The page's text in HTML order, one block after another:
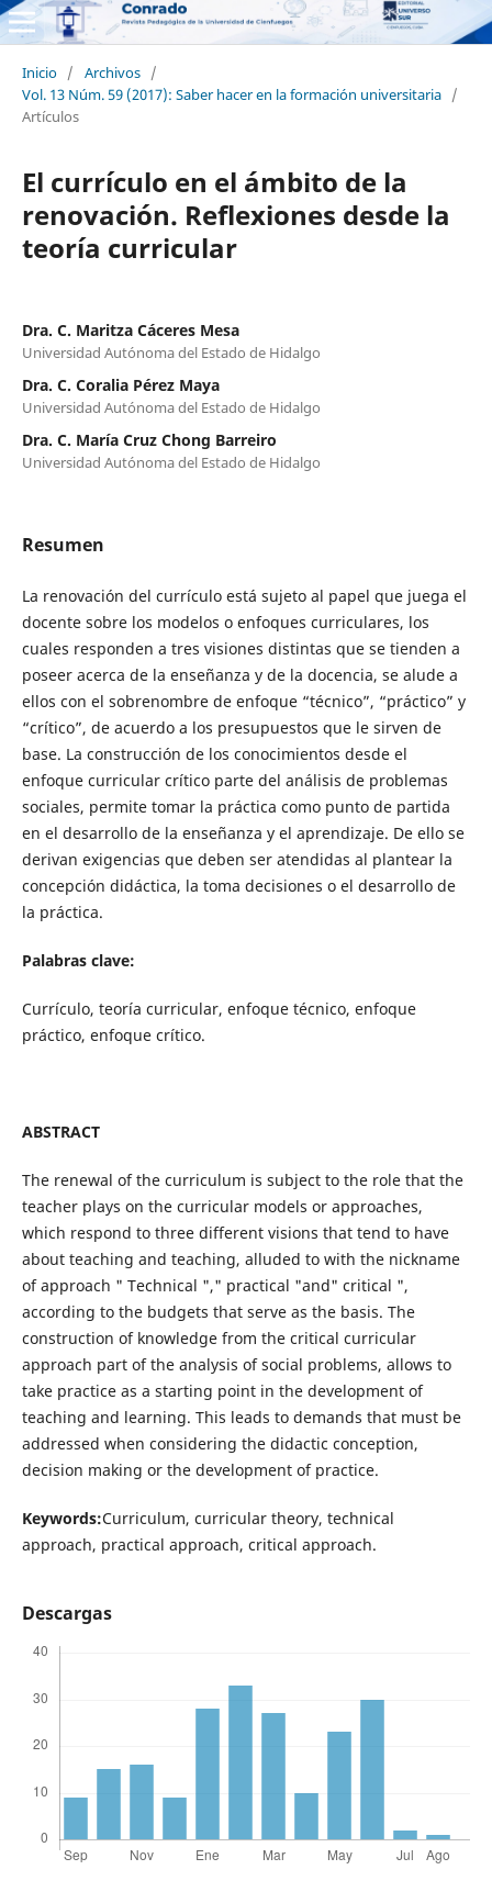
Inicio / Archivos /
Vol. 13 Núm. 59 (2017): Saber hacer en la formación universitaria /
Artículos
El currículo en el ámbito de la
renovación. Reflexiones desde la
teoría curricular
Dra. C. Maritza Cáceres Mesa
Universidad Autónoma del Estado de Hidalgo
Dra. C. Coralia Pérez Maya
Universidad Autónoma del Estado de Hidalgo
Dra. C. María Cruz Chong Barreiro
Universidad Autónoma del Estado de Hidalgo
Resumen
La renovación del currículo está sujeto al papel que juega el
docente sobre los modelos o enfoques curriculares, los
cuales responden a tres visiones distintas que se tienden a
poseer acerca de la enseñanza y de la docencia, se alude a
ellos con el sobrenombre de enfoque “técnico”, “práctico” y
“crítico”, de acuerdo a los presupuestos que le sirven de
base. La construcción de los conocimientos desde el
enfoque curricular crítico parte del análisis de problemas
sociales, permite tomar la práctica como punto de partida
en el desarrollo de la enseñanza y el aprendizaje. De ello se
derivan exigencias que deben ser atendidas al plantear la
concepción didáctica, la toma decisiones o el desarrollo de
la práctica.
Palabras clave:
Currículo, teoría curricular, enfoque técnico, enfoque
práctico, enfoque crítico.
ABSTRACT
The renewal of the curriculum is subject to the role that the
teacher plays on the curricular models or approaches,
which respond to three different visions that tend to have
about teaching and teaching, alluded to with the nickname
of approach " Technical "," practical "and" critical ",
according to the budgets that serve as the basis. The
construction of knowledge from the critical curricular
approach part of the analysis of social problems, allows to
take practice as a starting point in the development of
teaching and learning. This leads to demands that must be
addressed when considering the didactic conception,
decision making or the development of practice.
Keywords:Curriculum, curricular theory, technical
approach, practical approach, critical approach.
Descargas